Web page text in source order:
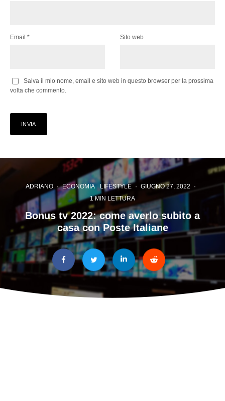
Email * Sito web
Salva il mio nome, email e sito web in questo browser per la prossima
volta che commento.
ADRIANO · ECONOMIA LIFESTYLE · GIUGNO 27, 2022
·
1 MIN LETTURA
Bonus tv 2022: come averlo subito a
casa con Poste Italiane